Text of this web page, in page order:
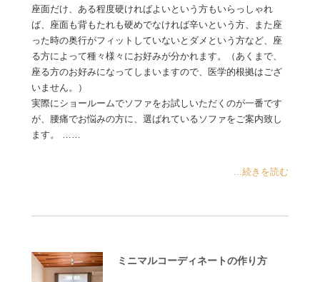
座面だけ、ある程度硬ければよいという方もいらっしゃれ
ば、座面も背もたれも硬めでなければ辛いという方、また座
った時の奥行がフィットしていないとダメという方など、座
る方によって種々様々にお好みが分かれます。（あくまで、
座る方のお好みになってしまいますので、医学的根拠はござ
いません。）
実際にショールームでソファをお試しいただくのが一番です
が、腰痛でお悩みの方に、選ばれているソファをご案内致し
ます。 ……
...続きを読む
ミニマルコーディネートの作り方